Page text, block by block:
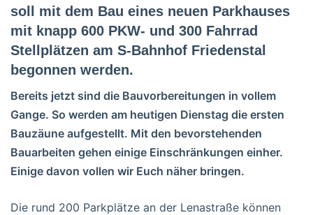
soll mit dem Bau eines neuen Parkhauses
mit knapp 600 PKW- und 300 Fahrrad
Stellplätzen am S-Bahnhof Friedenstal
begonnen werden.
Bereits jetzt sind die Bauvorbereitungen in vollem
Gange. So werden am heutigen Dienstag die ersten
Bauzäune aufgestellt. Mit den bevorstehenden
Bauarbeiten gehen einige Einschränkungen einher.
Einige davon vollen wir Euch näher bringen.
Die rund 200 Parkplätze an der Lenastraße können